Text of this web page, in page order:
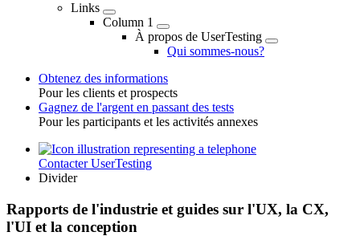
Links
Column 1
À propos de UserTesting
Qui sommes-nous?
Toggle
Obtenez des informations
Pour les clients et prospects
Gagnez de l'argent en passant des tests
Pour les participants et les activités annexes
UtilityContacter UserTesting
Divider
Rapports de l'industrie et guides sur l'UX, la CX,
l'UI et la conception